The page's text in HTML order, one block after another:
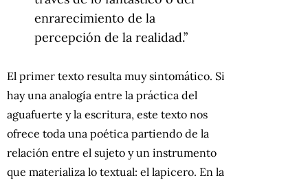
enrarecimiento de la
percepción de la realidad.”
El primer texto resulta muy sintomático. Si
hay una analogía entre la práctica del
aguafuerte y la escritura, este texto nos
ofrece toda una poética partiendo de la
relación entre el sujeto y un instrumento
que materializa lo textual: el lapicero. En la